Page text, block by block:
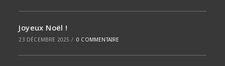
Joyeux Noël !
23 DÉCEMBRE 2025 / 0 COMMENTAIRE